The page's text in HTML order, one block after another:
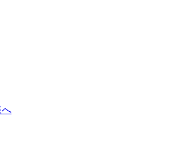
へ